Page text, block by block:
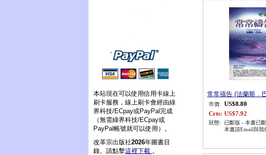
本站現在可以使用信用卡線上
刷卡服務，線上刷卡會經由綠
界科技/ECpay或PayPal完成
（無需綠界科技/ECpay或
PayPal帳號就可以使用）。
改革宗出版社2026年圖書目
錄。請點擊這裡下載 。
常常禱告 (法蘭斯．
市價:
US$8.80
Crts: US$7.92
狀態:
已斷版 - 本書已
本書請Email與我